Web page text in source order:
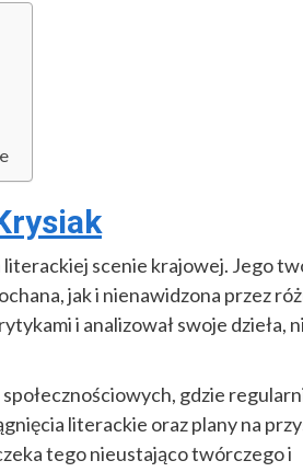
scenie krajowej. Jego
jak i nienawidzona przez
i analizował swoje dzieła,
gdzie
literackie oraz plany na
tego nieustająco twórczego i